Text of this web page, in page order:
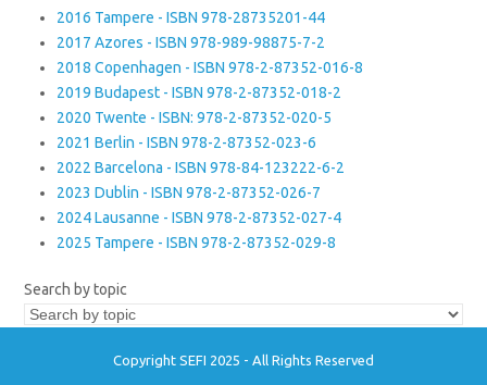
2016 Tampere - ISBN 978-28735201-44
2017 Azores - ISBN 978-989-98875-7-2
2018 Copenhagen - ISBN 978-2-87352-016-8
2019 Budapest - ISBN 978-2-87352-018-2
2020 Twente - ISBN: 978-2-87352-020-5
2021 Berlin - ISBN 978-2-87352-023-6
2022 Barcelona - ISBN 978-84-123222-6-2
2023 Dublin - ISBN 978-2-87352-026-7
2024 Lausanne - ISBN 978-2-87352-027-4
2025 Tampere - ISBN 978-2-87352-029-8
Search by topic
Copyright SEFI 2025 - All Rights Reserved